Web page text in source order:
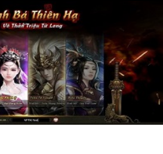
đến tay người chơi vào 10 giờ